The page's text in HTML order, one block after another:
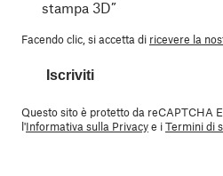
stampa 3D”
Facendo clic, si accetta di ricevere la
Iscriviti
Questo sito è protetto da reCAPTCHA
l'Informativa sulla Privacye iTermini di